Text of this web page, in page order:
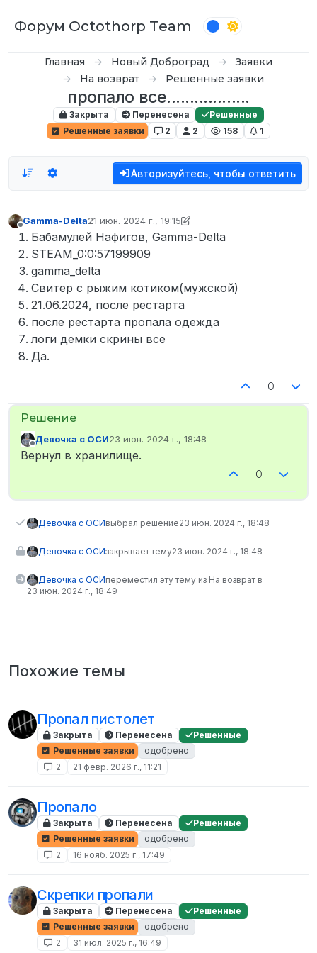
Форум Octothorp Team
Главная Новый Доброград
Заявки
На возврат
Решенные заявки
пропало все..................
Закрыта Перенесена
Решенные
Решенные заявки
2 2 158 1
Авторизуйтесь, чтобы ответить
Не в сети
Gamma-Delta21 июн. 2024 г., 19:15
отредактировано Gamma-Delta
Бабамулей Нафигов, Gamma-Delta
STEAM_0:0:57199909
gamma_delta
Свитер с рыжим котиком(мужской)
21.06.2024, после рестарта
после рестарта пропала одежда
логи демки скрины все
Да.
0
Не в сети
Девочка с ОСИ23 июн. 2024 г., 18:48
отредактировано
Вернул в хранилище.
0
Девочка с ОСИвыбрал решение23 июн. 2024 г., 18:48
Девочка с ОСИзакрывает тему23 июн. 2024 г., 18:48
Девочка с ОСИпереместил эту тему из На возврат в
23 июн. 2024 г., 18:49
Похожие темы
Пропал пистолет
Закрыта Перенесена
Решенные
Решенные заявки
одобрено
2
21 февр. 2026 г., 11:21
Пропало
Закрыта Перенесена
Решенные
Решенные заявки
одобрено
2
16 нояб. 2025 г., 17:49
Скрепки пропали
Закрыта Перенесена
Решенные
Решенные заявки
одобрено
2
31 июл. 2025 г., 16:49